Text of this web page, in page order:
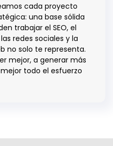
cada proyecto
una base sólida
trabajar el SEO, el
redes sociales y la
no solo te representa.
mejor, a generar más
todo el esfuerzo